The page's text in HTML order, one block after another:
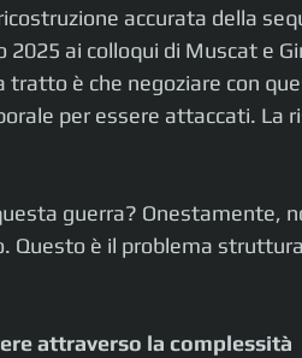
accurata della
2025 ai colloqui di Muscat e
tratto è che negoziare con
per essere attaccati. La
guerra? Onestamente,
Questo è il problema
attraverso la complessità